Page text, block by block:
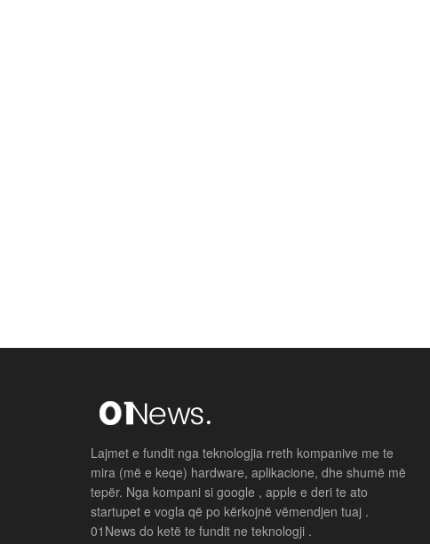
Lajmet e fundit nga teknologjia rreth kompanive me te
mira (më e keqe) hardware, aplikacione, dhe shumë më
tepër. Nga kompani si google , apple e deri te ato
startupet e vogla që po kërkojnë vëmendjen tuaj .
01News do ketë te fundit ne teknologji .